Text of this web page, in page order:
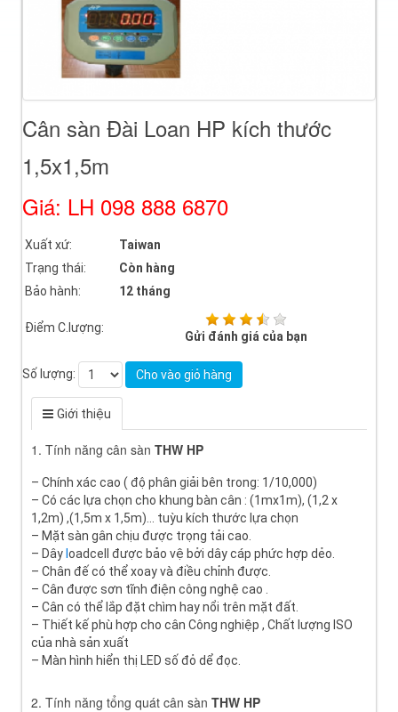
Cân sàn Đài Loan HP kích thước
1,5x1,5m
Giá: LH 098 888 6870
Xuất xứ:
Taiwan
Trạng thái:
Còn hàng
Bảo hành:
12 tháng
Điểm C.lượng:
Gửi đánh giá của bạn
Số lượng: Cho vào giỏ hàng
Giới thiệu
1. Tính năng cân sàn THW HP
– Chính xác cao ( độ phân giải bên trong: 1/10,000)
– Có các lựa chọn cho khung bàn cân : (1mx1m), (1,2 x
1,2m) ,(1,5m x 1,5m)... tuỳu kích thước lựa chọn
– Mặt sàn gân chịu được trọng tải cao.
– Dây oadcell được bảo vệ bởi dây cáp phức hợp dẻo.
– Chân đế có thể xoay và điều chỉnh được.
– Cân được sơn tĩnh điện công nghệ cao .
– Cân có thể lắp đặt chìm hay nổi trên mặt đất.
– Thiết kế phù hợp cho cân Công nghiệp , Chất lượng ISO
của nhà sản xuất
– Màn hình hiển thị LED số đỏ dể đọc.
2. Tính năng tổng quát cân sàn THW HP